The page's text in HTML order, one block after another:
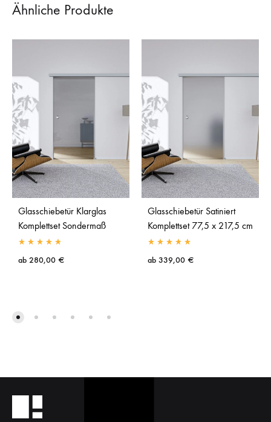
Ähnliche Produkte
Glasschiebetür Klarglas
Komplettset Sondermaß
ab 280,00 €
Glasschiebetür Satiniert
Komplettset 77,5 x 217,5 cm
ab 339,00 €